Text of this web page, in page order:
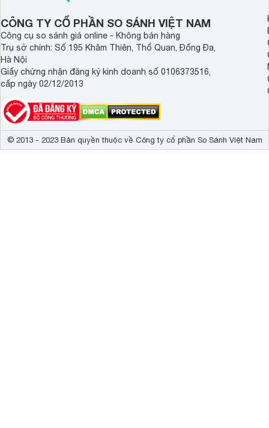
CÔNG TY CỔ PHẦN SO SÁNH VIỆT NAM
Công cụ so sánh giá online - Không bán hàng
Trụ sở chính: Số 195 Khâm Thiên, Thổ Quan, Đống Đa,
Hà Nội
Giấy chứng nhận đăng ký kinh doanh số 0106373516,
cấp ngày 02/12/2013
© 2013 - 2023 Bản quyền thuộc về Công ty cổ phần So Sánh Việt Nam